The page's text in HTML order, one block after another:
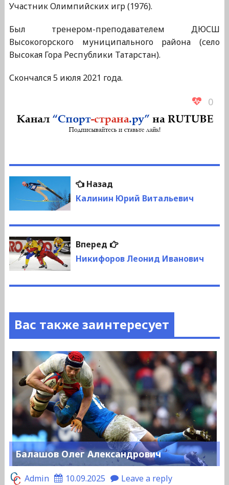
Участник Олимпийских игр (1976).
Был тренером-преподавателем ДЮСШ
Высокогорского муниципального района (село
Высокая Гора Республики Татарстан).
Скончался 5 июля 2021 года.
0
Навигация
по
записям
НазадПредыдущая
запись:
Калинин Юрий Витальевич
Вперед
Следующая
запись:
Никифоров Леонид Иванович
Вас также заинтересует
Балашов Олег Александрович
Admin 10.09.2025 Leave a reply